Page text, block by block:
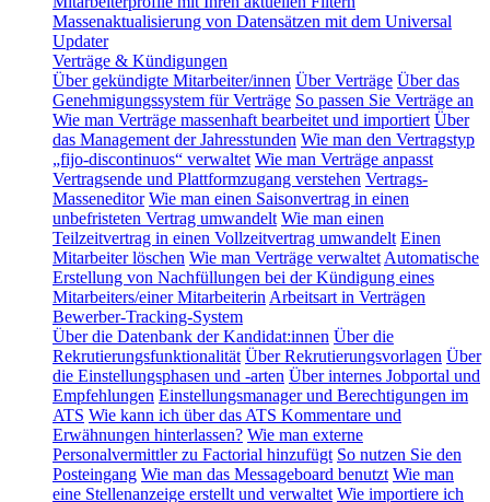
Massenaktualisierung von Datensätzen mit dem Universal
Updater
Verträge & Kündigungen
Über gekündigte Mitarbeiter/innen Über Verträge Über das
Genehmigungssystem für Verträge So passen Sie Verträge an
Wie man Verträge massenhaft bearbeitet und importiert Über
das Management der Jahresstunden Wie man den Vertragstyp
„fijo-discontinuos“ verwaltet Wie man Verträge anpasst
Vertragsende und Plattformzugang verstehen Vertrags-
Masseneditor Wie man einen Saisonvertrag in einen
unbefristeten Vertrag umwandelt Wie man einen
Teilzeitvertrag in einen Vollzeitvertrag umwandelt Einen
Mitarbeiter löschen Wie man Verträge verwaltet Automatische
Erstellung von Nachfüllungen bei der Kündigung eines
Mitarbeiters/einer Mitarbeiterin Arbeitsart in Verträgen
Bewerber-Tracking-System
Über die Datenbank der Kandidat:innen Über die
Rekrutierungsfunktionalität Über Rekrutierungsvorlagen Über
die Einstellungsphasen und -arten Über internes Jobportal und
Empfehlungen Einstellungsmanager und Berechtigungen im
ATS Wie kann ich über das ATS Kommentare und
Erwähnungen hinterlassen? Wie man externe
Personalvermittler zu Factorial hinzufügt So nutzen Sie den
Posteingang Wie man das Messageboard benutzt Wie man
eine Stellenanzeige erstellt und verwaltet Wie importiere ich